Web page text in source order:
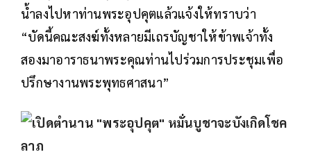
น้ำลงไปหาท่านพระอุปคุตแล้วแจ้งให้ทราบว่า
“บัดนี้คณะสงฆ์ทั้งหลายมีเถรบัญชาให้ข้าพเจ้าทั้ง
สองมาอาราธนาพระคุณท่านไปร่วมการประชุมเพื่อ
ปรึกษางานพระพุทธศาสนา”